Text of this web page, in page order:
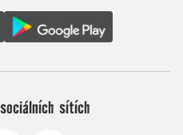
sociálních sítích